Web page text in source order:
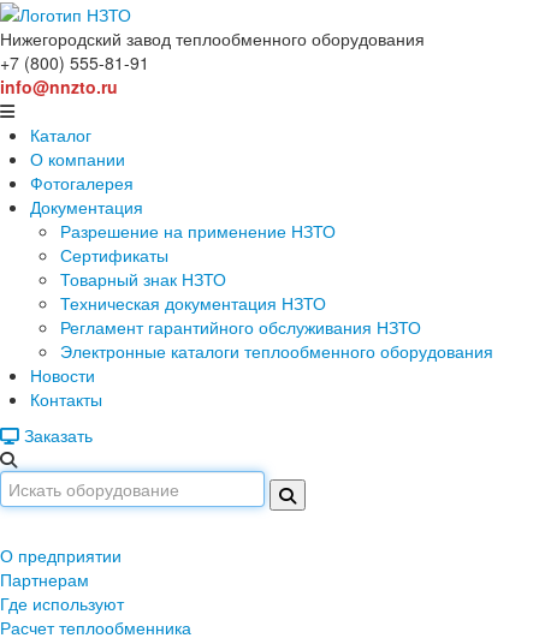
Нижегородский завод теплообменного оборудования
+7 (800) 555-81-91
info@nnzto.ru
Каталог
О компании
Фотогалерея
Документация
Разрешение на применение НЗТО
Сертификаты
Товарный знак НЗТО
Техническая документация НЗТО
Регламент гарантийного обслуживания НЗТО
Электронные каталоги теплообменного оборудования
Новости
Контакты
Заказать
О предприятии
Партнерам
Где используют
Расчет теплообменника